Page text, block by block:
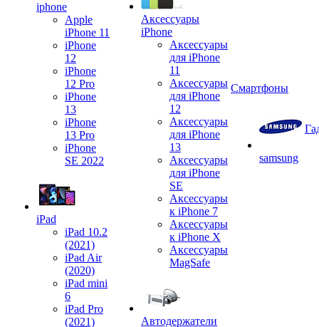
iphone
Apple
iPhone 11
iPhone
12
iPhone
12 Pro
iPhone
13
iPhone
13 Pro
iPhone
SE 2022
iPad
iPad 10.2
(2021)
iPad Air
(2020)
iPad mini
6
iPad Pro
(2021)
Аксессуары
iPhone
Аксессуары
для iPhone
11
Аксессуары
для iPhone
12
Аксессуары
для iPhone
13
Аксессуары
для iPhone
SE
Аксессуары
к iPhone 7
Аксессуары
к iPhone X
Аксессуары
MagSafe
Автодержатели
Смартфоны
samsung